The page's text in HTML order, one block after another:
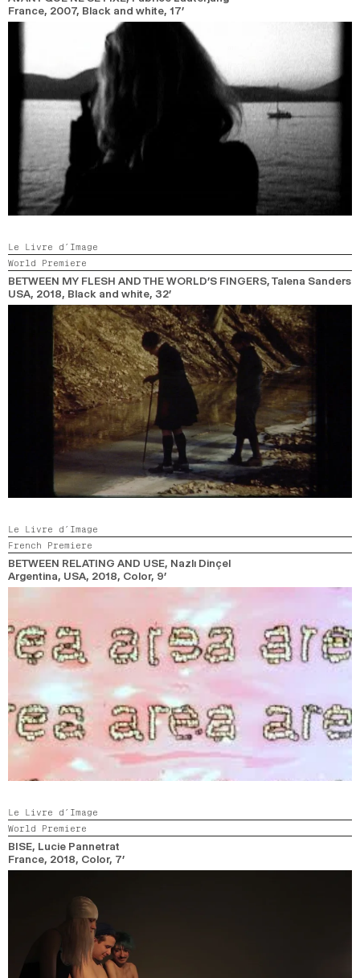
2024
2022
2020
France, 2007, Black and white, 17’
Le Livre d’Image
World Premiere
BETWEEN MY FLESH AND THE WORLD’S FINGERS, Talena Sanders
USA, 2018, Black and white, 32’
Le Livre d’Image
French Premiere
BETWEEN RELATING AND USE, Nazlı Dinçel
Argentina, USA, 2018, Color, 9’
Le Livre d’Image
World Premiere
BISE, Lucie Pannetrat
France, 2018, Color, 7’